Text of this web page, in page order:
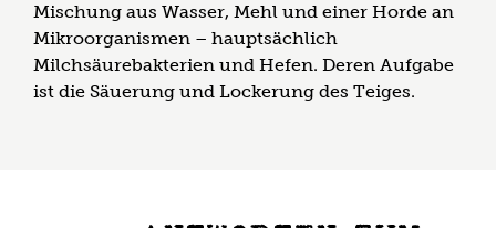
Mischung aus Wasser, Mehl und einer Horde an
Mikroorganismen – hauptsächlich
Milchsäurebakterien und Hefen. Deren Aufgabe
ist die Säuerung und Lockerung des Teiges.